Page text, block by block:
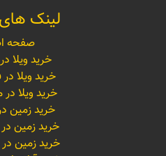
لینک
صفحه
خرید ویلا
خرید ویلا در
خرید ویلا
خرید زمین
خرید زمین در
خرید زمین